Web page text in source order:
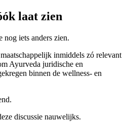
laat zien
nog iets anders zien.
inmiddels zó relevant
Ayurveda juridische en
binnen de wellness- en
discussie nauwelijks.